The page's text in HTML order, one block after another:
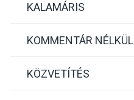
KALAMÁRIS
KOMMENTÁR NÉLKÜL
KÖZVETÍTÉS